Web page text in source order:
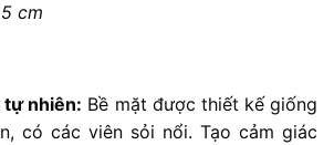
cm
tự nhiên: Bề mặt được thiết kế giống
có các viên sỏi nổi. Tạo cảm giác